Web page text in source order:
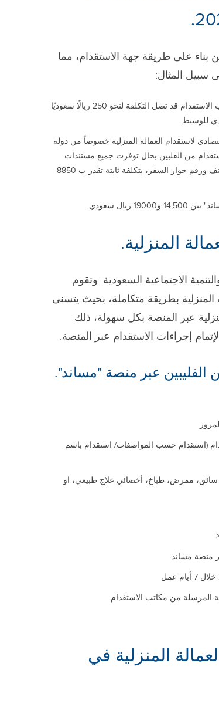
بناء على طريقة جهة الاستقدام، مما
سبيل المثال:
أسعار مكاتب الاستقدام: عند الاستعانة بخدمات مكاتب الاستقدام قد تصل التكلفة لنحو 250 ريالًا سعوديًا
لاستقدام العمالة المنزلية خصوصاً من دولة
تم مؤخرا الإعلان عن تخفيض 50% للاستقدام من الفلبين بحال توفرت جميع مستندات
الاستقدام والأوراق الثبوتية الخاصة بالعامل كرقم الهاتف ورقم جواز السفر، بتكلفة ثابتة تقدر ب 8850
سعودي.
المنزلية.
الاجتماعية السعودية. وتقوم
المنزلية بطريقة متكاملة، بحيث يتسنى
عبر المنصة بكل سهولة، ذلك
إجراءات الاستقدام عبر المنصة.
الفليبين عبر منصة "مساند".
(استقدام حسب المواصفات/ استقدام باسم
سائق، ممرض، طباخ، أخصائي علاج طبيعي، او
عمل
المرسلة من مكاتب الاستقدام
المنزلية في